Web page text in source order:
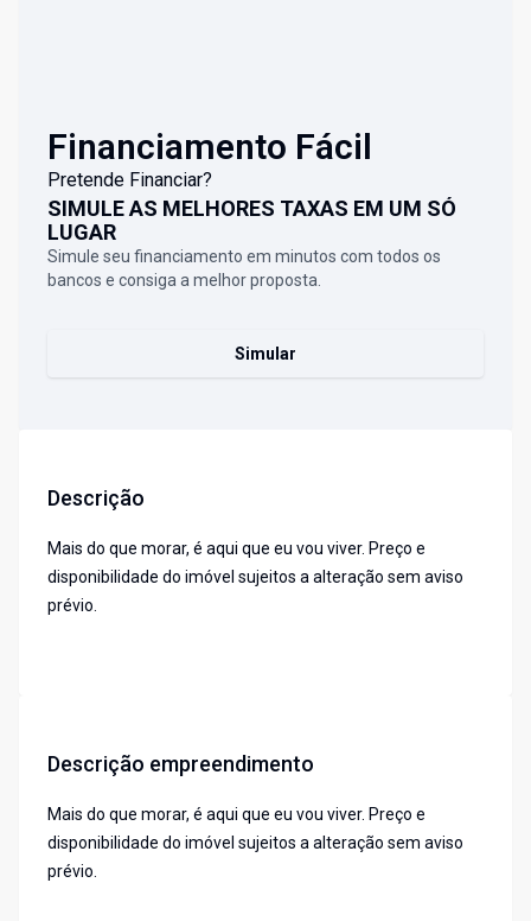
Financiamento Fácil
Pretende Financiar?
SIMULE AS MELHORES TAXAS EM UM SÓ
LUGAR
Simule seu financiamento em minutos com todos os
bancos e consiga a melhor proposta.
Simular
Descrição
Mais do que morar, é aqui que eu vou viver. Preço e
disponibilidade do imóvel sujeitos a alteração sem aviso
prévio.
Descrição empreendimento
Mais do que morar, é aqui que eu vou viver. Preço e
disponibilidade do imóvel sujeitos a alteração sem aviso
prévio.